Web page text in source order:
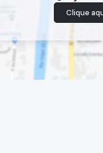
Clique